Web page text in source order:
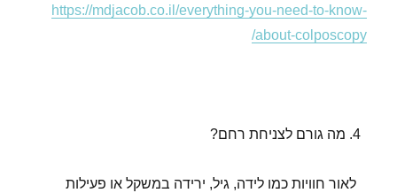
https://mdjacob.co.il/everything-you-need-to-know-
about-colposcopy/
מה גורם לצניחת רחם?
לאור חוויות כמו לידה, גיל, ירידה במשקל או פעילות